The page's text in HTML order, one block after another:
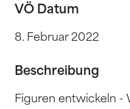
VÖ Datum
8. Februar 2022
Beschreibung
Figuren entwickeln -